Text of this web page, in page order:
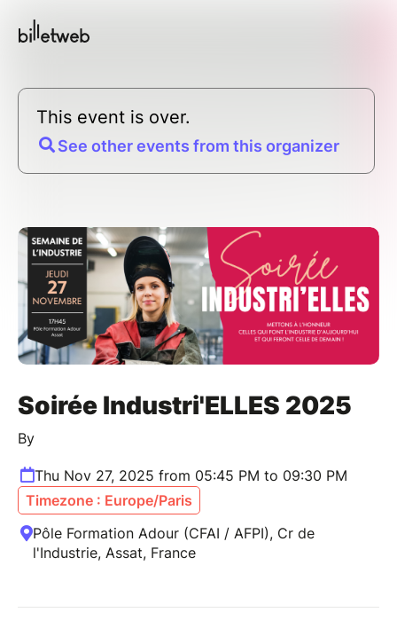
This event is over.
See other events from this organizer
Soirée Industri'ELLES 2025
By
Thu Nov 27, 2025 from 05:45 PM to 09:30 PM
Timezone : Europe/Paris
Pôle Formation Adour (CFAI / AFPI), Cr de
l'Industrie, Assat, France